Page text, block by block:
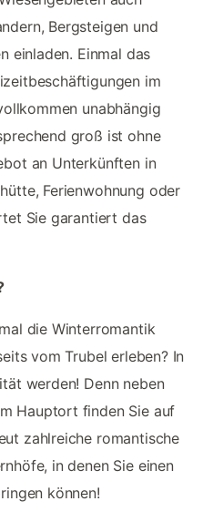
Bergsteigen und
einladen. Einmal das
im
unabhängig
groß ist ohne
an Unterkünften in
Ferienwohnung oder
Sie garantiert das
die Winterromantik
vom Trubel erleben? In
werden! Denn neben
Hauptort finden Sie auf
zahlreiche romantische
in denen Sie einen
können!